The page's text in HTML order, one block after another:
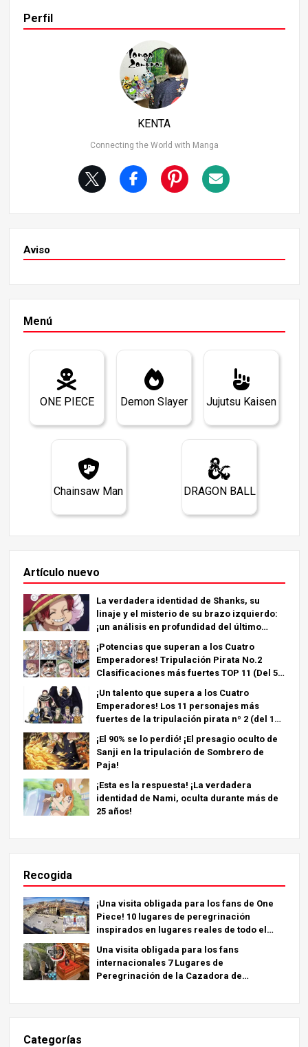
n. Este conflicto simboliza la confusión emocional de am
bos personajes. 2. El desarrollo del combate y las reaccio
nes de los lectores A medida que la lucha se intensifica,
Luffy le dice a Usopp: “Sal del barco”. Es una declaración
chocante viniendo del habitualmente alegre Luffy, que d
eja en los lectores un profundo impacto emocional. En e
se momento, los lectores se preguntan: “¿De qué ha ser
ionales de los personajes.
Perfil
KENTA
Connecting the World with Manga
Aviso
Menú
ONE PIECE Demon Slayer Jujutsu Kaisen
Chainsaw Man DRAGON BALL
Artículo nuevo
La verdadera identidad de Shanks, su
linaje y el misterio de su brazo izquierdo:
¡un análisis en profundidad del último
¡Potencias que superan a los Cuatro
Emperadores! Tripulación Pirata No.2
Clasificaciones más fuertes TOP 11 (Del 5º
¡Un talento que supera a los Cuatro
Emperadores! Los 11 personajes más
fuertes de la tripulación pirata nº 2 (del 11º
¡El 90% se lo perdió! ¡El presagio oculto de
Sanji en la tripulación de Sombrero de
Paja!
¡Esta es la respuesta! ¡La verdadera
identidad de Nami, oculta durante más de
25 años!
Recogida
¡Una visita obligada para los fans de One
Piece! 10 lugares de peregrinación
inspirados en lugares reales de todo el
Una visita obligada para los fans
internacionales 7 Lugares de
Peregrinación de la Cazadora de
Categorías